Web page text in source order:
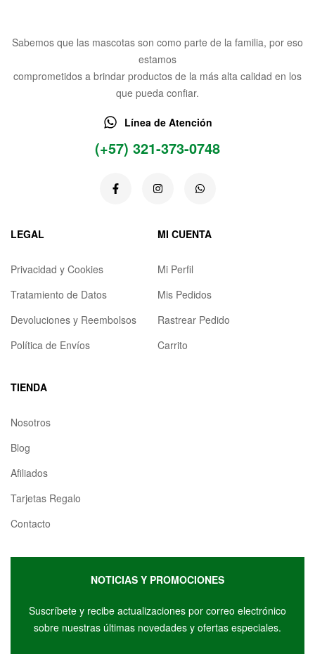
Sabemos que las mascotas son como parte de la familia, por eso
estamos
comprometidos a brindar productos de la más alta calidad en los
que pueda confiar.
Línea de Atención
(+57) 321-373-0748
LEGAL
Privacidad y Cookies
Tratamiento de Datos
Devoluciones y Reembolsos
Política de Envíos
MI CUENTA
Mi Perfil
Mis Pedidos
Rastrear Pedido
Carrito
TIENDA
Nosotros
Blog
Afiliados
Tarjetas Regalo
Contacto
NOTICIAS Y PROMOCIONES
Suscríbete y recibe actualizaciones por correo electrónico
sobre nuestras últimas novedades y ofertas especiales.